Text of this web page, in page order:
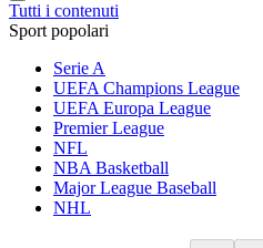
Tutti i contenuti
Sport popolari
Serie A
UEFA Champions League
UEFA Europa League
Premier League
NFL
NBA Basketball
Major League Baseball
NHL